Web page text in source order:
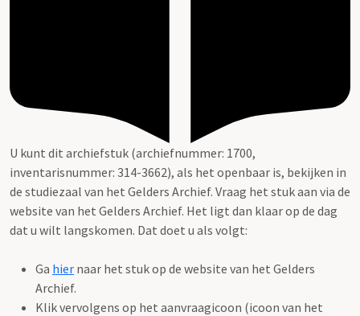
U kunt dit archiefstuk (archiefnummer: 1700,
inventarisnummer: 314-3662), als het openbaar is, bekijken in
de studiezaal van het Gelders Archief. Vraag het stuk aan via de
website van het Gelders Archief. Het ligt dan klaar op de dag
dat u wilt langskomen. Dat doet u als volgt:
Ga hier naar het stuk op de website van het Gelders
Archief.
Klik vervolgens op het aanvraagicoon (icoon van het